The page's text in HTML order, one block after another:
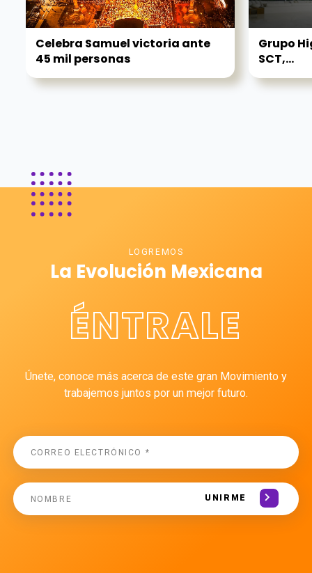
Celebra Samuel victoria ante
45 mil personas
Grupo
SCT,...
LOGREMOS
La Evolución Mexicana
ÉNTRALE
Únete, conoce más acerca de este gran Movimiento y
trabajemos juntos por un mejor futuro.
UNIRME